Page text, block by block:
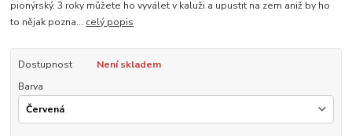
pionýrský, 3 roky můžete ho vyválet v kaluži a upustit na zem aniž by ho
to nějak pozna... celý popis
Dostupnost
Není skladem
Barva